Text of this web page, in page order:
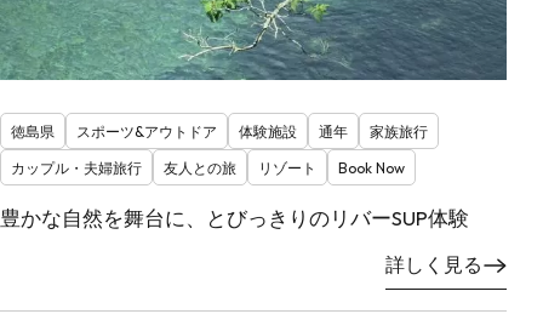
徳島県 スポーツ&アウトドア 体験施設 通年
家族旅行
カップル・夫婦旅行
友人との旅 リゾート Book Now
豊かな自然を舞台に、とびっきりのリバーSUP体験
詳しく見る